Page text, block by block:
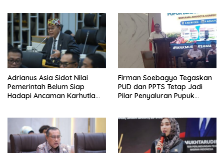
Adrianus Asia Sidot Nilai
Pemerintah Belum Siap
Hadapi Ancaman Karhutla
Firman Soebagyo Tegaskan
PUD dan PPTS Tetap Jadi
Pilar Penyaluran Pupuk